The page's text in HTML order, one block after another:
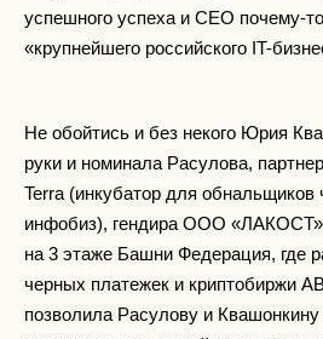
успешного успеха и CEO почему-
«крупнейшего российского IT-
Не обойтись и без некого Юрия
руки и номинала Расулова,
Terra (инкубатор для обнальщиков
инфобиз), гендира ООО «ЛАКОСТ»,
на 3 этаже Башни Федерация, где
черных платежек и криптобиржи
позволила Расулову и